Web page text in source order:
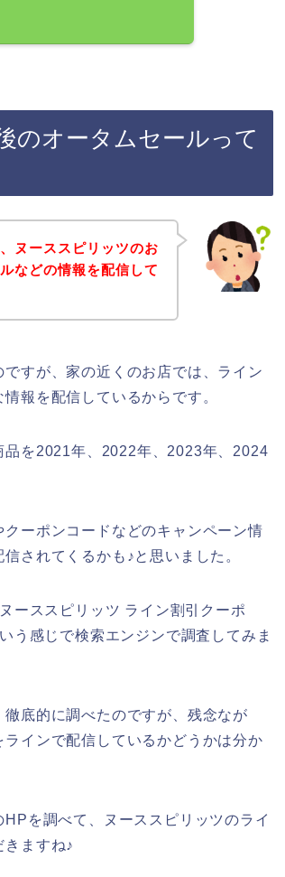
のオータムセールって
ヌーススピリッツのお
などの情報を配信して
すが、家の近くのお店では、ライン
報を配信しているからです。
品を2021年、2022年、2023年、2024
ーポンコードなどのキャンペーン情
されてくるかも♪と思いました。
ーススピリッツ ライン割引クーポ
う感じで検索エンジンで調査してみま
底的に調べたのですが、残念なが
インで配信しているかどうかは分か
を調べて、ヌーススピリッツのライ
ますね♪